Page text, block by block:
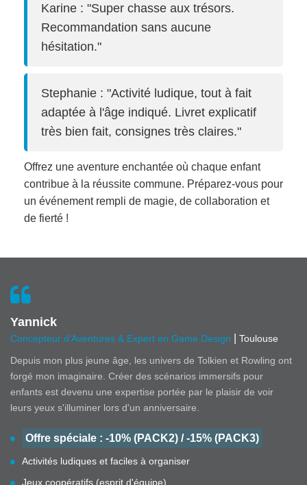
Karine : "Super chasse aux trésors.
Recommandation sans aucune
hésitation."
Stephanie : "Activité ludique, tout à fait
adaptée à l'âge indiqué. Livret explicatif
très bien fait, consignes très claires."
Offrez une aventure enchantée où chaque enfant
contribue à la réussite commune. Préparez-vous pour
un événement rempli de magie, de collaboration et
de fierté !
Yannick
Concepteur d'Aventures & Expert en Game Design
Toulouse
Depuis mon plus jeune âge, les univers de Tolkien et Rowling ont
forgé mon imaginaire. Créer des scénarios immersifs pour
enfants est devenu une expertise portée par le plaisir de voir
leurs yeux s'illuminer lors d'un anniversaire.
Offre spéciale : -10% (PACK2) / -15% (PACK3)
Activités ludiques et faciles à organiser
Jeux coopératifs (esprit d'équipe)